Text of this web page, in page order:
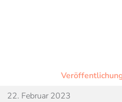
22. Februar 2023